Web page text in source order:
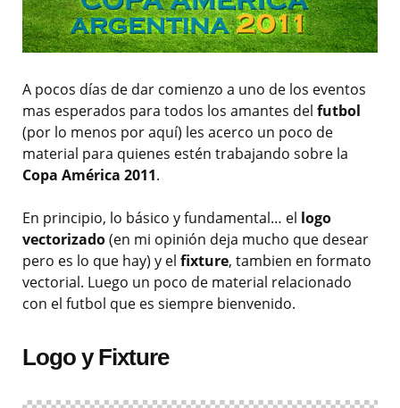
A pocos días de dar comienzo a uno de los eventos
mas esperados para todos los amantes del futbol
(por lo menos por aquí) les acerco un poco de
material para quienes estén trabajando sobre la
Copa América 2011.
En principio, lo básico y fundamental… el logo
vectorizado(en mi opinión deja mucho que desear
pero es lo que hay) y el fixture, tambien en formato
vectorial. Luego un poco de material relacionado
con el futbol que es siempre bienvenido.
Logo y Fixture